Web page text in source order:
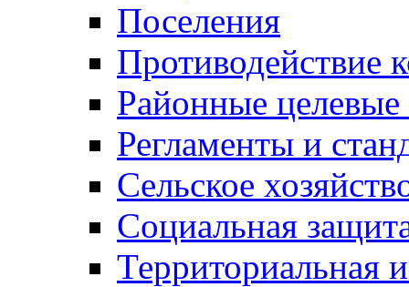
Поселения
Противодействие
Районные
Регламенты и
Сельское
Социальная
Территориальная